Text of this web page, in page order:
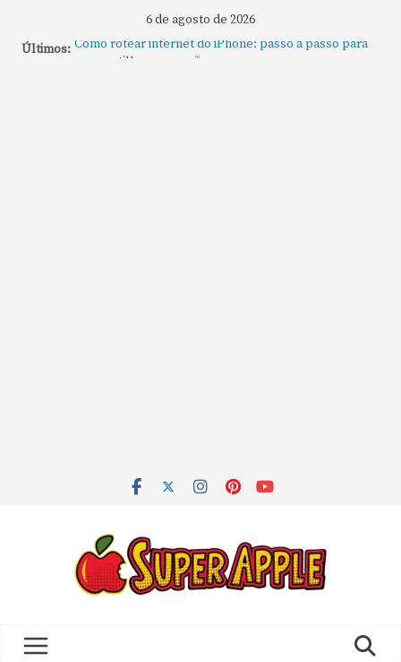
6 de agosto de 2026
Últimos: Como rotear internet do iPhone: passo a passo para